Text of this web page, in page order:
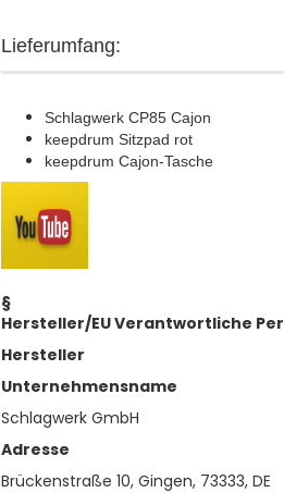
Lieferumfang:
Schlagwerk CP85 Cajon
keepdrum Sitzpad rot
keepdrum Cajon-Tasche
§
Hersteller/EU Verantwortliche
Hersteller
Unternehmensname
Schlagwerk GmbH
Adresse
Brückenstraße 10, Gingen, 73333, DE